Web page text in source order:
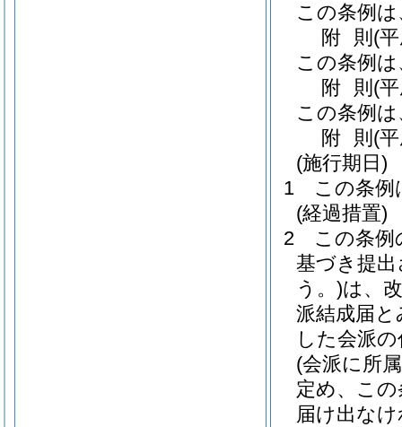
この条例
附 則 (
この条例
附 則 (
この条例
附 則 (
(施行期日)
1
この条例
(経過措置)
2
この条例
基づき提
う。)は、
派結成届
した会派
(会派に所
定め、こ
届け出な